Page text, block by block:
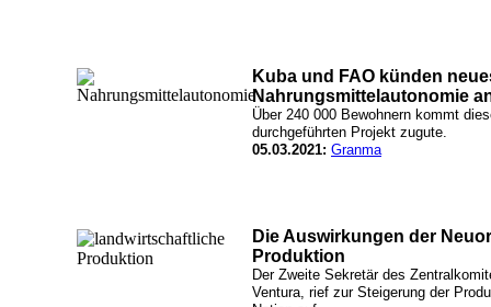
Kuba und FAO künden
Nahrungsmittelautonomie
Über 240 000 Bewohnern kommt
durchgeführten Projekt zugute.
05.03.2021: Granma
Die Auswirkungen der
Produktion
Der Zweite Sekretär des
Ventura, rief zur Steigerung der